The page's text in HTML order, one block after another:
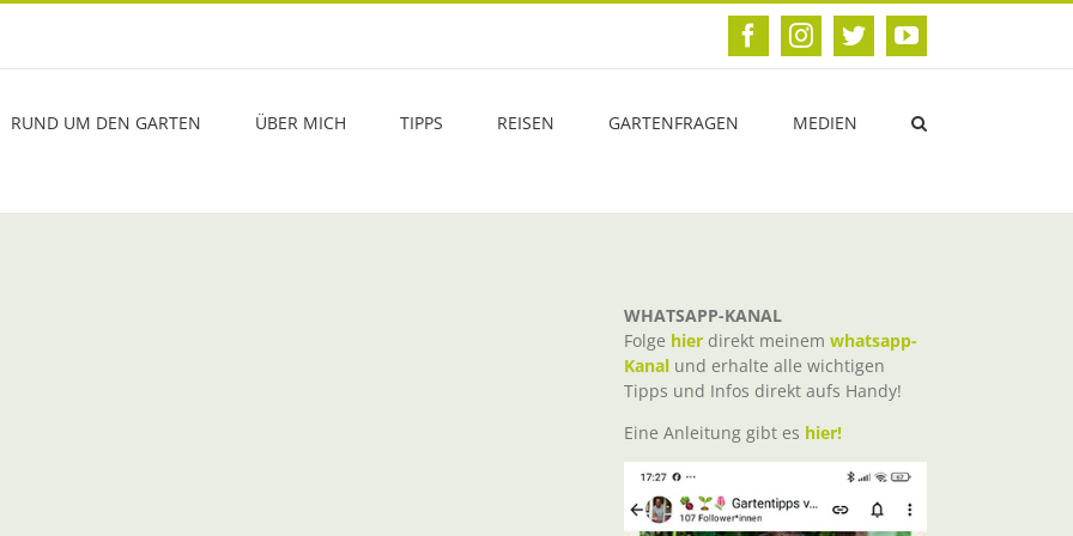
FacebookInstagram
TwitterYouTube
RUND UM DEN GARTEN ÜBER MICH TIPPS REISEN GARTENFRAGEN MEDIEN
WHATSAPP-KANAL
Folge hier direkt meinem whatsapp-
Kanal und erhalte alle wichtigen
Tipps und Infos direkt aufs Handy!
Eine Anleitung gibt es hier!